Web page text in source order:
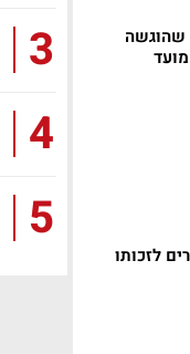
שהוגשה
לזכותו
3
4
5